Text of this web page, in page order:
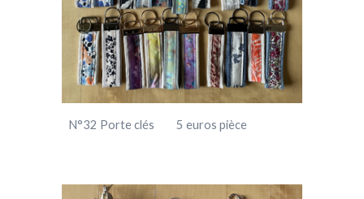
N°32 Porte clés 5 euros pièce